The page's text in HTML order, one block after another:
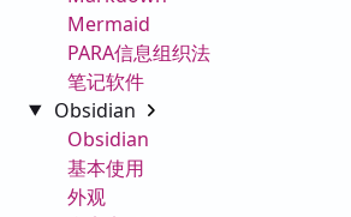
Mermaid
PARA信息组织法
笔记软件
Obsidian
Obsidian
基本使用
外观